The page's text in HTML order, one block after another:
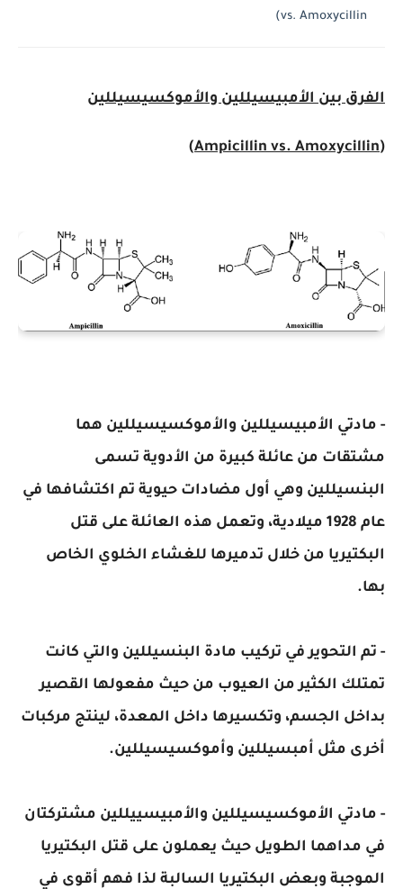
vs. Amoxycillin)
الفرق بين الأمبيسيللين والأموكسيسيللين
(Ampicillin vs. Amoxycillin)
- مادتي الأمبيسيللين والأموكسيسيللين هما
مشتقات من عائلة كبيرة من الأدوية تسمى
البنسيللين وهي أول مضادات حيوية تم اكتشافها في
عام 1928 ميلادية، وتعمل هذه العائلة على قتل
البكتيريا من خلال تدميرها للغشاء الخلوي الخاص
بها.
- تم التحوير في تركيب مادة البنسيللين والتي كانت
تمتلك الكثير من العيوب من حيث مفعولها القصير
بداخل الجسم، وتكسيرها داخل المعدة، لينتج مركبات
أخرى مثل أمبسيللين وأموكسيسيللين.
- مادتي الأموكسيسيللين والأمبيسييللين مشتركتان
في مداهما الطويل حيث يعملون على قتل البكتيريا
الموجبة وبعض البكتيريا السالبة لذا فهم أقوى في